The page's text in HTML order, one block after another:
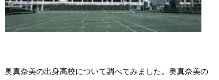
奥真奈美の出身高校について調べてみました。奥真奈美の